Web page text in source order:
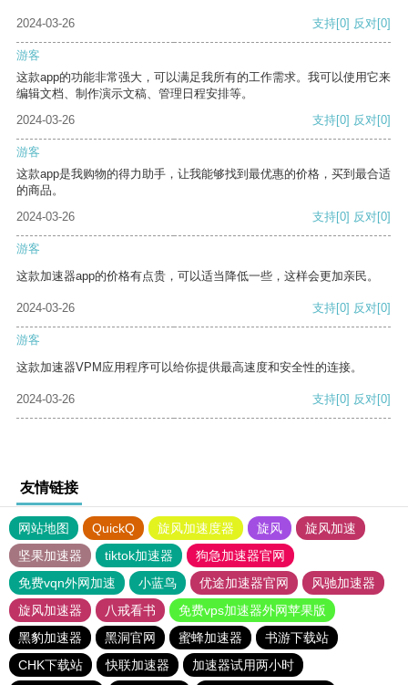
2024-03-26 支持[0] 反对[0]
游客
这款app的功能非常强大，可以满足我所有的工作需求。我可以使用它来
编辑文档、制作演示文稿、管理日程安排等。
2024-03-26
支持[0] 反对[0]
游客
这款app是我购物的得力助手，让我能够找到最优惠的价格，买到最合适
的商品。
2024-03-26
支持[0] 反对[0]
游客
这款加速器app的价格有点贵，可以适当降低一些，这样会更加亲民。
2024-03-26 支持[0] 反对[0]
游客
这款加速器VPM应用程序可以给你提供最高速度和安全性的连接。
2024-03-26 支持[0] 反对[0]
友情链接
网站地图 QuickQ 旋风加速度器 旋风
旋风加速
坚果加速器
tiktok加速器
狗急加速器官网
免费vqn外网加速
小蓝鸟 优途加速器官网
风驰加速器
旋风加速器
八戒看书
免费vps加速器外网苹果版
黑豹加速器
黑洞官网 蜜蜂加速器
书游下载站
CHK下载站
快联加速器 加速器试用两小时